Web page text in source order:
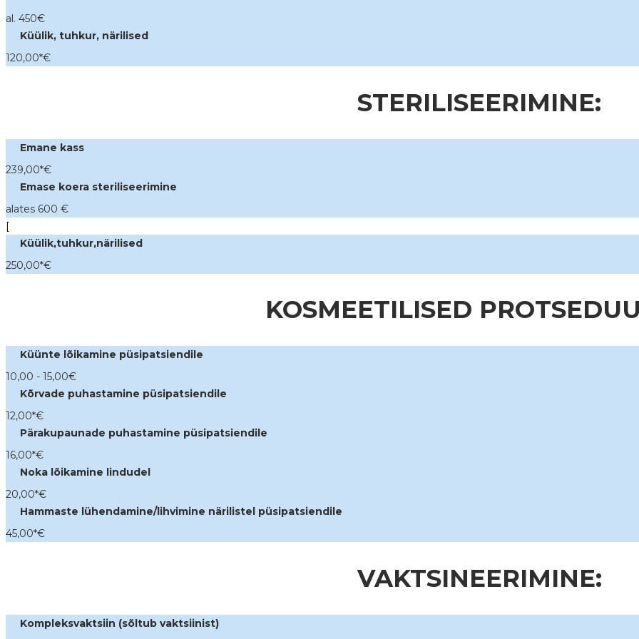
al. 450€
Küülik, tuhkur, närilised
120,00*€
STERILISEERIMINE:
Emane kass
239,00*€
Emase koera steriliseerimine
alates 600 €
[
Küülik,tuhkur,närilised
250,00*€
KOSMEETILISED
Küünte lõikamine püsipatsiendile
10,00 - 15,00€
Kõrvade puhastamine püsipatsiendile
12,00*€
Pärakupaunade puhastamine püsipatsiendile
16,00*€
Noka lõikamine lindudel
20,00*€
Hammaste lühendamine/lihvimine närilistel püsipatsiendile
45,00*€
VAKTSINEERIMINE:
Kompleksvaktsiin (sõltub vaktsiinist)